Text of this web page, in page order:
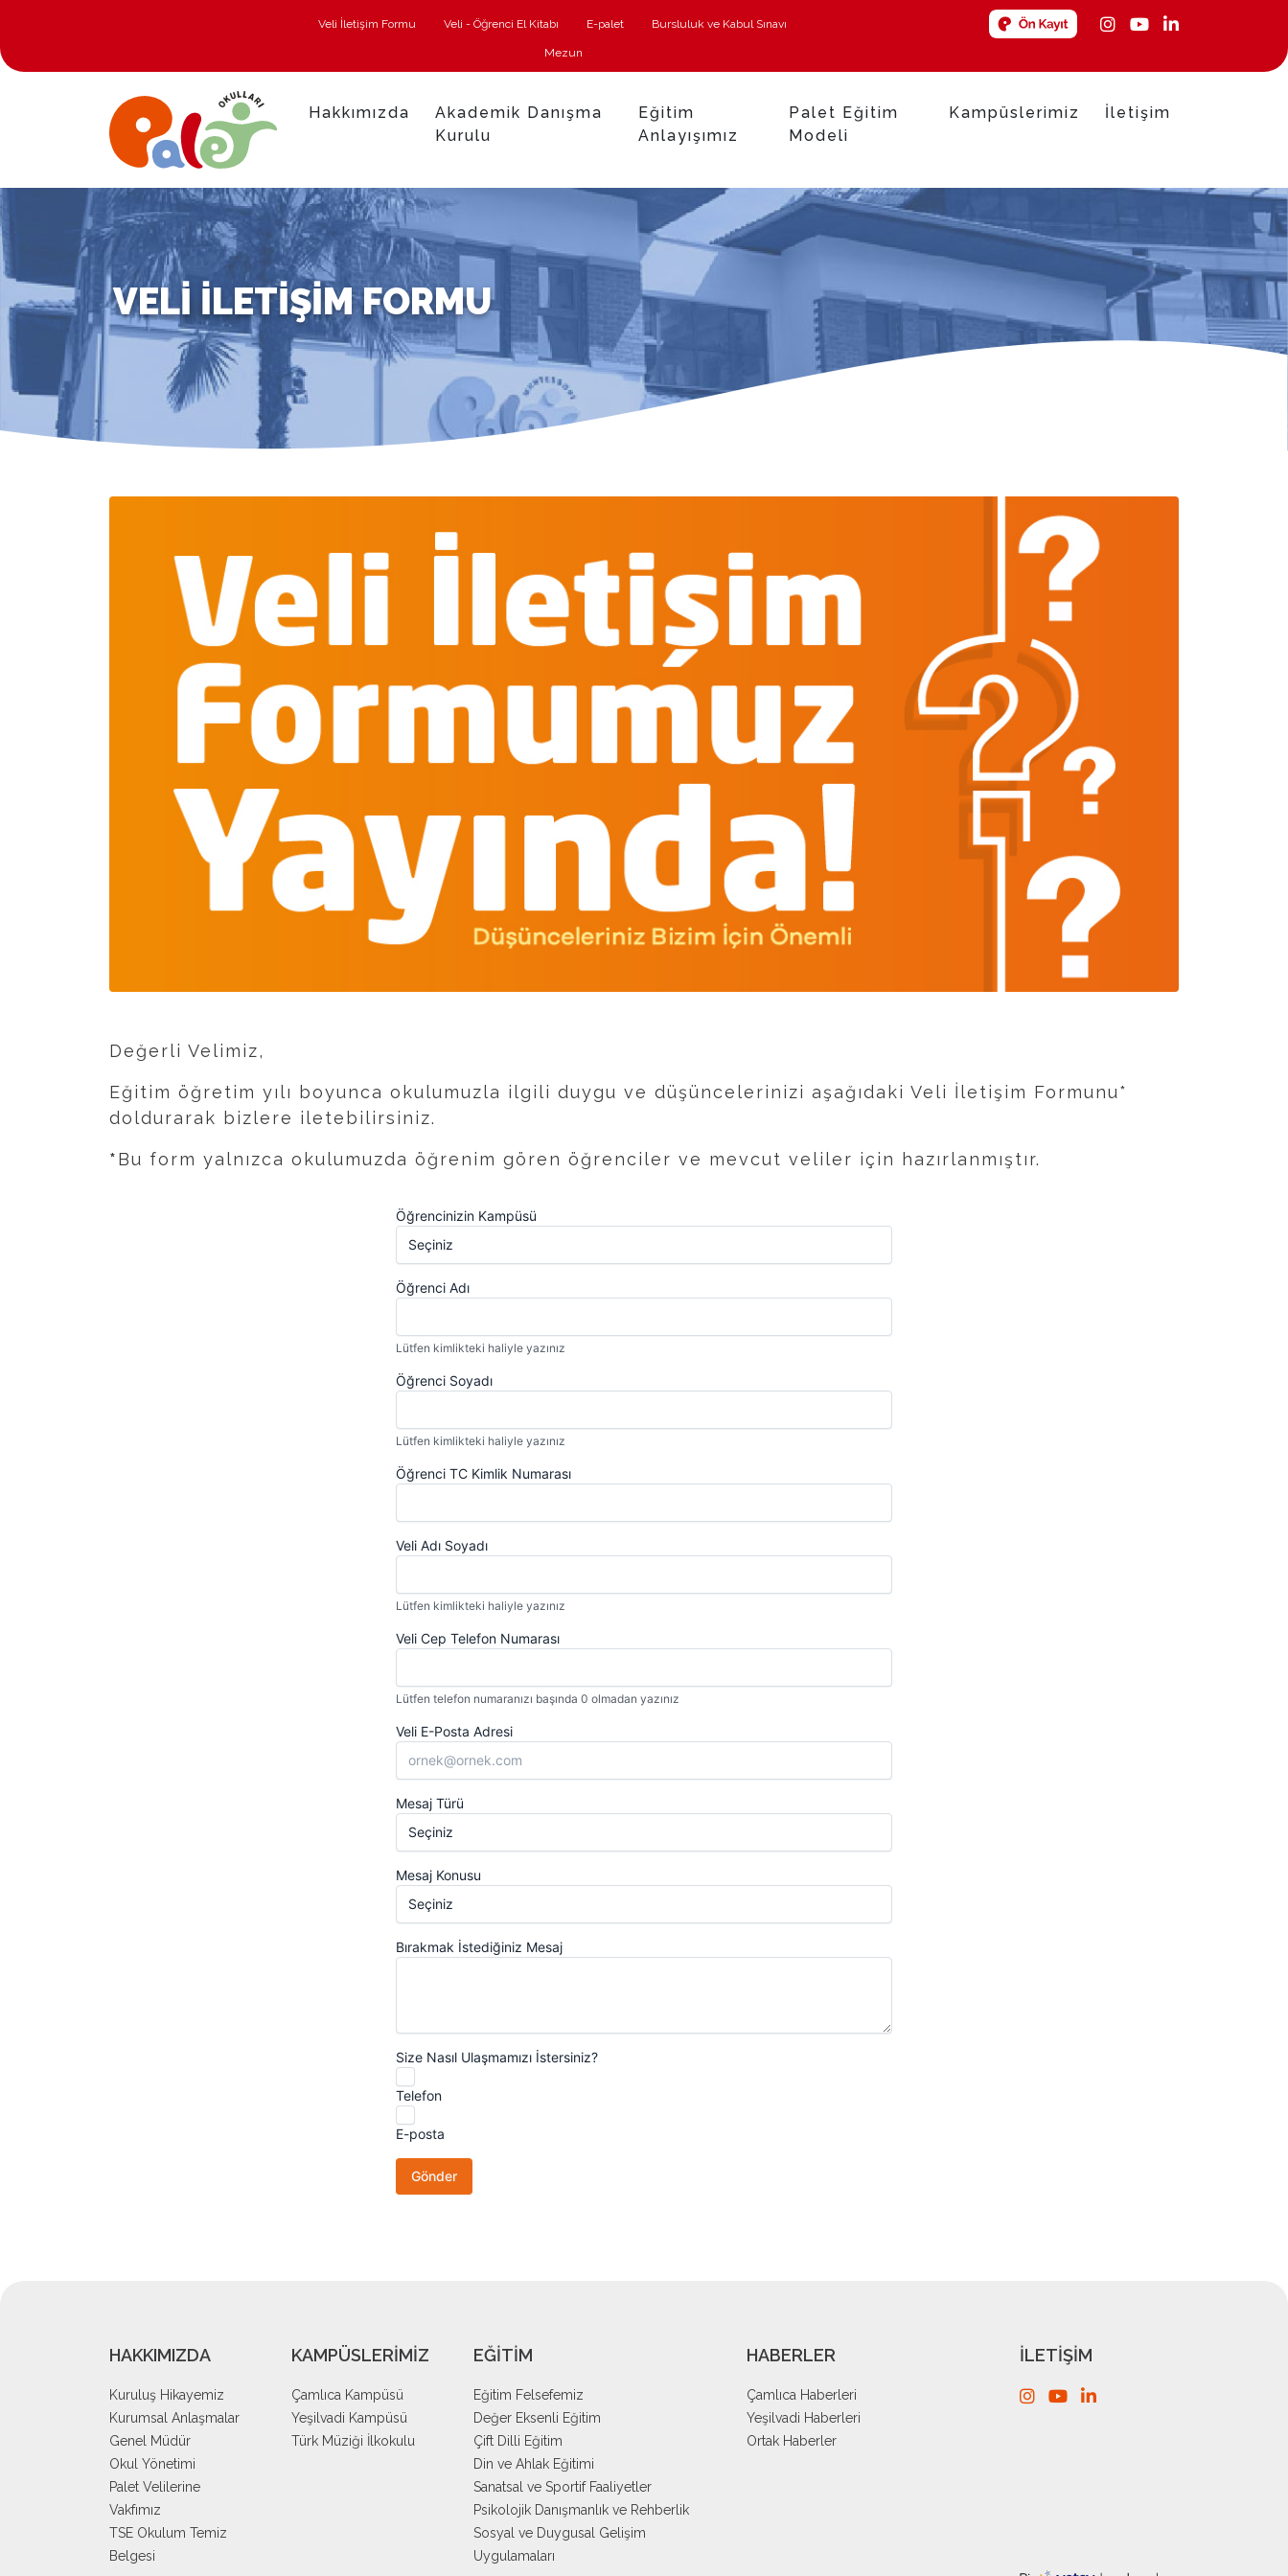
Veli İletişim Formu Veli - Öğrenci El Kitabı E-palet Bursluluk ve Kabul Sınavı
Mezun
Hakkımızda
Akademik Danışma
Kurulu
Eğitim
Anlayışımız
Palet Eğitim
Modeli
Kampüslerimiz İletişim
VELI İLETIŞIM FORMU
Değerli Velimiz,
Eğitim öğretim yılı boyunca okulumuzla ilgili duygu ve düşüncelerinizi aşağıdaki Veli İletişim Formunu*
doldurarak bizlere iletebilirsiniz.
*Bu form yalnızca okulumuzda öğrenim gören öğrenciler ve mevcut veliler için hazırlanmıştır.
HAKKIMIZDA
Kuruluş Hikayemiz
Kurumsal Anlaşmalar
Genel Müdür
Okul Yönetimi
Palet Velilerine
Vakfımız
TSE Okulum Temiz
Belgesi
KAMPÜSLERİMİZ
Çamlıca Kampüsü
Yeşilvadi Kampüsü
Türk Müziği İlkokulu
EĞİTİM
Eğitim Felsefemiz
Değer Eksenli Eğitim
Çift Dilli Eğitim
Din ve Ahlak Eğitimi
Sanatsal ve Sportif Faaliyetler
Psikolojik Danışmanlık ve Rehberlik
Sosyal ve Duygusal Gelişim
Uygulamaları
HABERLER
Çamlıca Haberleri
Yeşilvadi Haberleri
Ortak Haberler
İLETİŞİM